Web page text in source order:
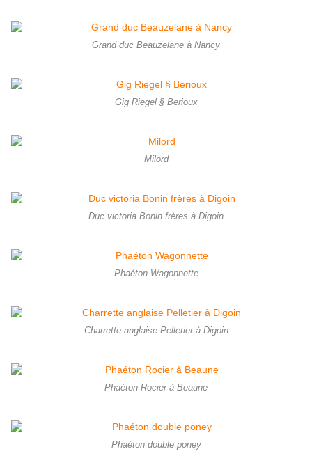
Grand duc Beauzelane à Nancy
Gig Riegel § Berioux
Milord
Duc victoria Bonin frères à Digoin
Phaéton Wagonnette
Charrette anglaise Pelletier à Digoin
Phaéton Rocier à Beaune
Phaéton double poney